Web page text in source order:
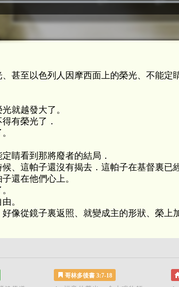
甚至以色列人因摩西面上的榮光、不能定
就越發大了。
有榮光了．
睛看到那將廢者的結局．
、這帕子還沒有揭去．這帕子在基督裏已
還在他們心上。
。
像從鏡子裏返照、就變成主的形狀、榮上
哥林多後書 3:7-18